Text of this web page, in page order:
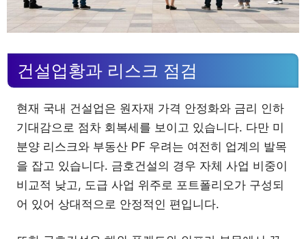
건설업황과 리스크 점검
현재 국내 건설업은 원자재 가격 안정화와 금리 인하
기대감으로 점차 회복세를 보이고 있습니다. 다만 미
분양 리스크와 부동산 PF 우려는 여전히 업계의 발목
을 잡고 있습니다. 금호건설의 경우 자체 사업 비중이
비교적 낮고, 도급 사업 위주로 포트폴리오가 구성되
어 있어 상대적으로 안정적인 편입니다.